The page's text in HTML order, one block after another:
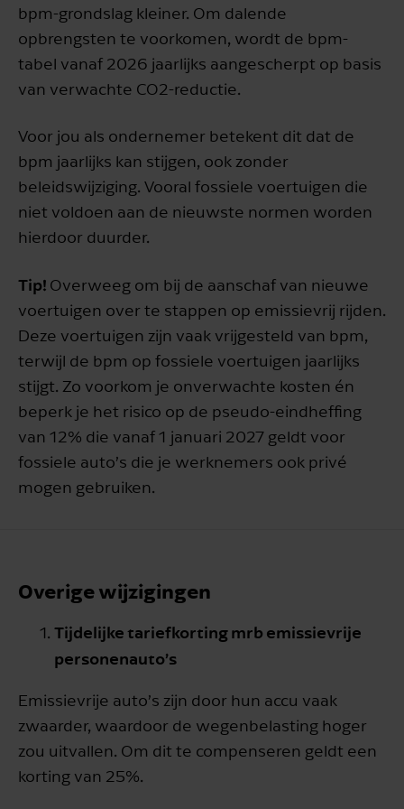
bpm-grondslag kleiner. Om dalende
opbrengsten te voorkomen, wordt de bpm-
tabel vanaf 2026 jaarlijks aangescherpt op basis
van verwachte CO2-reductie.
Voor jou als ondernemer betekent dit dat de
bpm jaarlijks kan stijgen, ook zonder
beleidswijziging. Vooral fossiele voertuigen die
niet voldoen aan de nieuwste normen worden
hierdoor duurder.
Tip! Overweeg om bij de aanschaf van nieuwe
voertuigen over te stappen op emissievrij rijden.
Deze voertuigen zijn vaak vrijgesteld van bpm,
terwijl de bpm op fossiele voertuigen jaarlijks
stijgt. Zo voorkom je onverwachte kosten én
beperk je het risico op de pseudo-eindheffing
van 12% die vanaf 1 januari 2027 geldt voor
fossiele auto’s die je werknemers ook privé
mogen gebruiken.
Overige wijzigingen
Tijdelijke tariefkorting mrb emissievrije
personenauto’s
Emissievrije auto’s zijn door hun accu vaak
zwaarder, waardoor de wegenbelasting hoger
zou uitvallen. Om dit te compenseren geldt een
korting van 25%.